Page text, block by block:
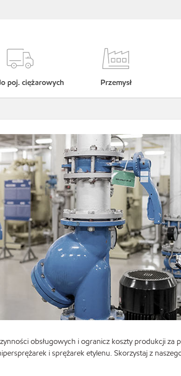
poj. ciężarowych Przemysł
obsługowych i ogranicz koszty produkcji za
i sprężarek etylenu. Skorzystaj z